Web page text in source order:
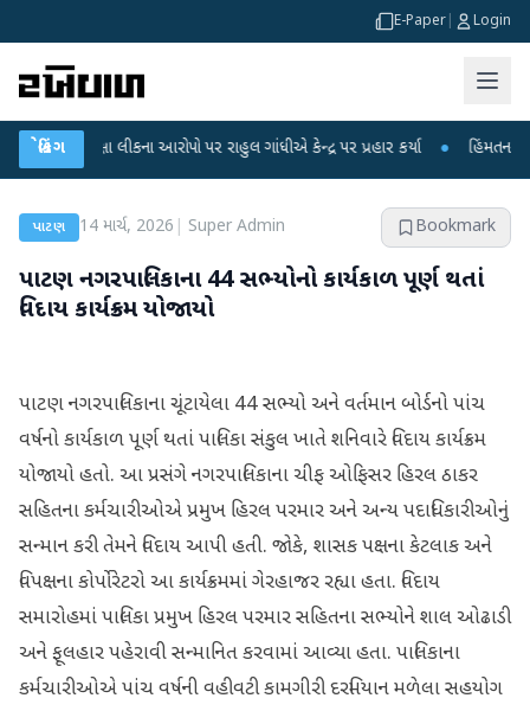
E-Paper Login
બ્રેકિંગલીકના આરોપો પર રાહુલ ગાંધીએ કેન્દ્ર પર પ્રહાર કર્યા ● હિંમતનગરમાં
પાટણ 14 માર્ચ, 2026 Super Admin Bookmark
પાટણ નગરપાલિકાના 44 સભ્યોનો કાર્યકાળ પૂર્ણ થતાં
વિદાય કાર્યક્રમ યોજાયો
પાટણ નગરપાલિકાના ચૂંટાયેલા 44 સભ્યો અને વર્તમાન બોર્ડનો પાંચ
વર્ષનો કાર્યકાળ પૂર્ણ થતાં પાલિકા સંકુલ ખાતે શનિવારે વિદાય કાર્યક્રમ
યોજાયો હતો. આ પ્રસંગે નગરપાલિકાના ચીફ ઓફિસર હિરલ ઠાકર
સહિતના કર્મચારીઓએ પ્રમુખ હિરલ પરમાર અને અન્ય પદાધિકારીઓનું
સન્માન કરી તેમને વિદાય આપી હતી. જોકે, શાસક પક્ષના કેટલાક અને
વિપક્ષના કોર્પોરેટરો આ કાર્યક્રમમાં ગેરહાજર રહ્યા હતા. વિદાય
સમારોહમાં પાલિકા પ્રમુખ હિરલ પરમાર સહિતના સભ્યોને શાલ ઓઢાડી
અને ફૂલહાર પહેરાવી સન્માનિત કરવામાં આવ્યા હતા. પાલિકાના
કર્મચારીઓએ પાંચ વર્ષની વહીવટી કામગીરી દરમિયાન મળેલા સહયોગ